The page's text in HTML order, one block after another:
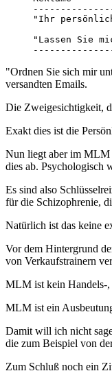
"Ihr
"Lassen Sie
"Ordnen Sie sich mir
versandten Emails.
Die Zweigesichtigkeit,
Exakt dies ist die
Nun liegt aber im MLM
dies ab. Psychologisch
Es sind also
für die Schizophrenie,
Natürlich ist das keine
Vor dem Hintergrund
von Verkaufstrainern
MLM ist kein Handels-,
MLM ist ein
Damit will ich nicht
die zum Beispiel von
Zum Schluß noch ein